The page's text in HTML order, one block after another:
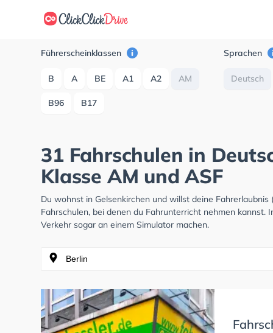
Führerscheinklassen
B A BE A1 A2 AM
B96 B17
Sprachen
Deutsch
31 Fahrschulen in
Klasse AM und ASF
Du wohnst in Gelsenkirchen und willst deine
Fahrschulen, bei denen du Fahrunterricht nehmen
Verkehr sogar an einem Simulator machen.